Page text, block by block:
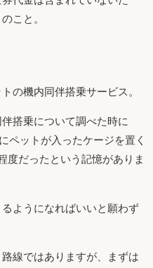
こと。
の機内同伴搭乗サービス。
搭乗について調べた時に
ペットが入ったケージを置く
度だったという記憶がありま
ようになればいいと願わず
線ではありますが、まずは